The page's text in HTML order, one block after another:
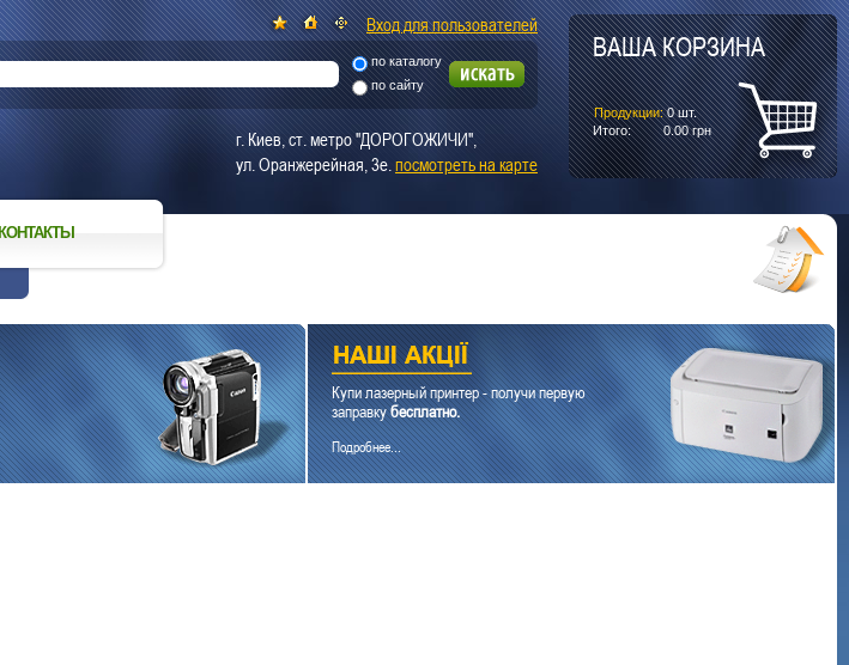
КОНТАКТЫ
Купи лазерный принтер - получи первую
заправкубесплатно.
Подробнее...
ВАША КОРЗИНА
Продукции: 0шт.
Итого:
0.00 грн
Вход для пользователей
по каталогу
по сайту
г. Киев, ст. метро "ДОРОГОЖИЧИ",
ул. Оранжерейная, 3е.посмотреть на карте